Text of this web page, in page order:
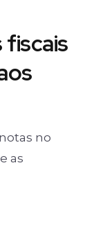
fiscais
no
as